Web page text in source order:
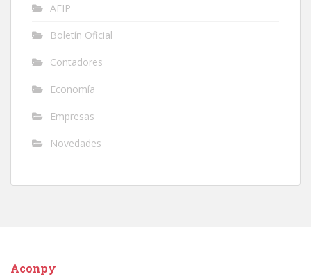
AFIP
Boletín Oficial
Contadores
Economía
Empresas
Novedades
Aconpy